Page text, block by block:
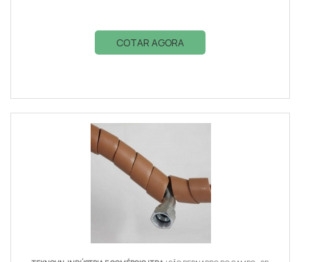
COTAR AGORA